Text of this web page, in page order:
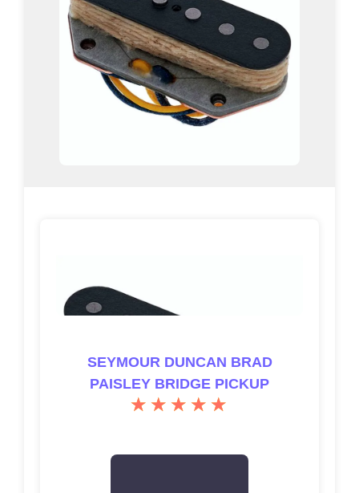
SEYMOUR DUNCAN BRAD
PAISLEY BRIDGE PICKUP